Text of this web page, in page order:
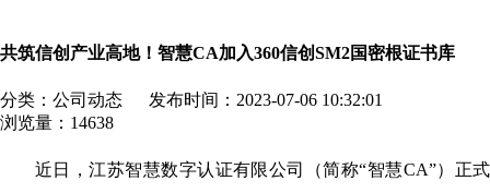
共筑信创产业高地！智慧CA加入360信创SM2国密根证书库
分类：公司动态
发布时间：2023-07-06 10:32:01
浏览量：14638
近日，江苏智慧数字认证有限公司（简称“智慧CA”）正式